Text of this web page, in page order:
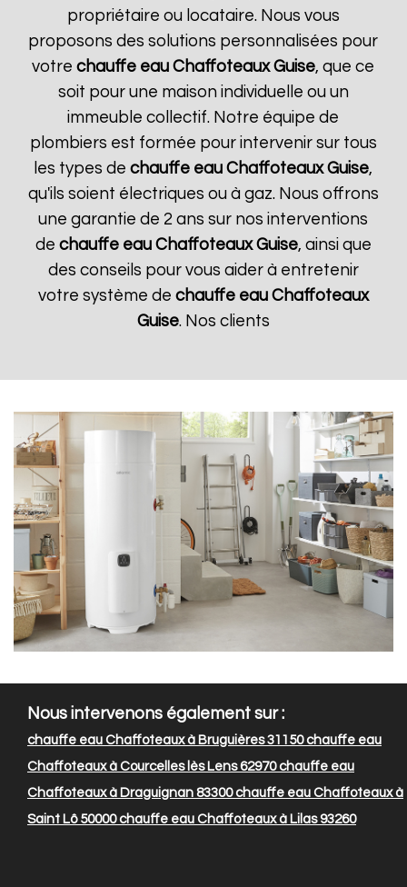
propriétaire ou locataire. Nous vous
proposons des solutions personnalisées pour
votrechauffe eau Chaffoteaux Guise, que ce
soit pour une maison individuelle ou un
immeuble collectif. Notre équipe de
plombiers est formée pour intervenir sur tous
les types dechauffe eau Chaffoteaux Guise,
qu'ils soient électriques ou à gaz. Nous offrons
une garantie de 2 ans sur nos interventions
de chauffe eau Chaffoteaux Guise, ainsi que
des conseils pour vous aider à entretenir
votre système de chauffe eau Chaffoteaux
Guise. Nos clients
Nous intervenons également sur :
chauffe eau Chaffoteaux à Bruguières 31150chauffe eau
Chaffoteaux à Courcelles lès Lens 62970chauffe eau
Chaffoteaux à Draguignan 83300chauffe eau Chaffoteaux à
Saint Lô 50000chauffe eau Chaffoteaux à Lilas 93260